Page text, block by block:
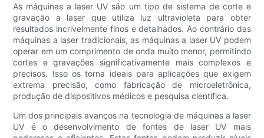
As máquinas a laser UV são um tipo de sistema de corte e
gravação a laser que utiliza luz ultravioleta para obter
resultados incrivelmente finos e detalhados. Ao contrário das
máquinas a laser tradicionais, as máquinas a laser UV podem
operar em um comprimento de onda muito menor, permitindo
cortes e gravações significativamente mais complexos e
precisos. Isso os torna ideais para aplicações que exigem
extrema precisão, como fabricação de microeletrônica,
produção de dispositivos médicos e pesquisa científica.
Um dos principais avanços na tecnologia de máquinas a laser
UV é o desenvolvimento de fontes de laser UV mais